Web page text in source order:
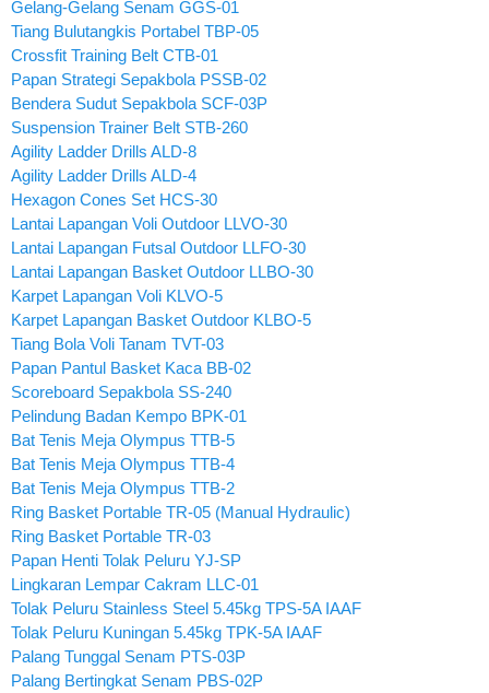
Gelang-Gelang Senam GGS-01
Tiang Bulutangkis Portabel TBP-05
Crossfit Training Belt CTB-01
Papan Strategi Sepakbola PSSB-02
Bendera Sudut Sepakbola SCF-03P
Suspension Trainer Belt STB-260
Agility Ladder Drills ALD-8
Agility Ladder Drills ALD-4
Hexagon Cones Set HCS-30
Lantai Lapangan Voli Outdoor LLVO-30
Lantai Lapangan Futsal Outdoor LLFO-30
Lantai Lapangan Basket Outdoor LLBO-30
Karpet Lapangan Voli KLVO-5
Karpet Lapangan Basket Outdoor KLBO-5
Tiang Bola Voli Tanam TVT-03
Papan Pantul Basket Kaca BB-02
Scoreboard Sepakbola SS-240
Pelindung Badan Kempo BPK-01
Bat Tenis Meja Olympus TTB-5
Bat Tenis Meja Olympus TTB-4
Bat Tenis Meja Olympus TTB-2
Ring Basket Portable TR-05 (Manual Hydraulic)
Ring Basket Portable TR-03
Papan Henti Tolak Peluru YJ-SP
Lingkaran Lempar Cakram LLC-01
Tolak Peluru Stainless Steel 5.45kg TPS-5A IAAF
Tolak Peluru Kuningan 5.45kg TPK-5A IAAF
Palang Tunggal Senam PTS-03P
Palang Bertingkat Senam PBS-02P